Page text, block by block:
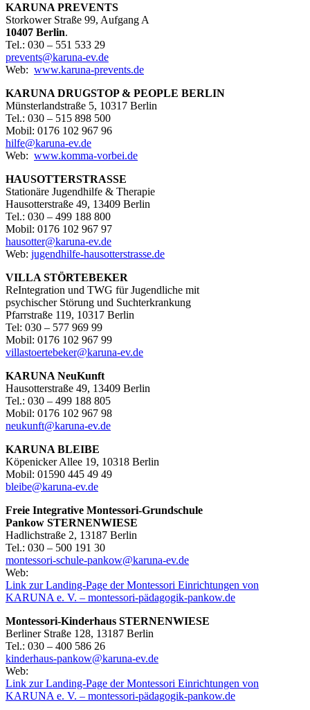
KARUNA PREVENTS
Storkower Straße 99, Aufgang A
10407 Berlin.
Tel.: 030 – 551 533 29
prevents@karuna-ev.de
Web: www.karuna-prevents.de
KARUNA DRUGSTOP & PEOPLE BERLIN
Münsterlandstraße 5, 10317 Berlin
Tel.: 030 – 515 898 500
Mobil: 0176 102 967 96
hilfe@karuna-ev.de
Web: www.komma-vorbei.de
HAUSOTTERSTRASSE
Stationäre Jugendhilfe & Therapie
Hausotterstraße 49, 13409 Berlin
Tel.: 030 – 499 188 800
Mobil: 0176 102 967 97
hausotter@karuna-ev.de
Web: jugendhilfe-hausotterstrasse.de
VILLA STÖRTEBEKER
ReIntegration und TWG für Jugendliche mit
psychischer Störung und Suchterkrankung
Pfarrstraße 119, 10317 Berlin
Tel: 030 – 577 969 99
Mobil: 0176 102 967 99
villastoertebeker@karuna-ev.de
KARUNA NeuKunft
Hausotterstraße 49, 13409 Berlin
Tel.: 030 – 499 188 805
Mobil: 0176 102 967 98
neukunft@karuna-ev.de
KARUNA BLEIBE
Köpenicker Allee 19, 10318 Berlin
Mobil: 01590 445 49 49
bleibe@karuna-ev.de
Freie Integrative Montessori-Grundschule
Pankow STERNENWIESE
Hadlichstraße 2, 13187 Berlin
Tel.: 030 – 500 191 30
montessori-schule-pankow@karuna-ev.de
Web:
Link zur Landing-Page der Montessori Einrichtungen von
KARUNA e. V. – montessori-pädagogik-pankow.de
Montessori-Kinderhaus STERNENWIESE
Berliner Straße 128, 13187 Berlin
Tel.: 030 – 400 586 26
kinderhaus-pankow@karuna-ev.de
Web:
Link zur Landing-Page der Montessori Einrichtungen von
KARUNA e. V. – montessori-pädagogik-pankow.de